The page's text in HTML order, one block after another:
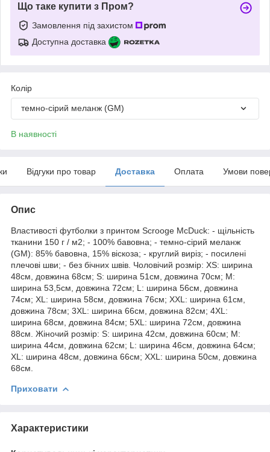
Що таке купити з Пром?
Замовлення під захистом
Доступна доставка
Колір
темно-сірий меланж (GM)
В наявності
Відгуки про товар Доставка Оплата Умови
Опис
Властивості футболки з принтом Scrooge McDuck: - щільність
тканини 150 г / м2; - 100% бавовна; - темно-сірий меланж
(GM): 85% бавовна, 15% віскоза; - круглий виріз; - посилені
плечові шви; - без бічних швів. Чоловічий розмір: XS: ширина
48см, довжина 68см; S: ширина 51см, довжина 70см; M:
ширина 53,5см, довжина 72см; L: ширина 56см, довжина
74см; XL: ширина 58см, довжина 76см; XXL: ширина 61см,
довжина 78см; 3XL: ширина 66см, довжина 82см; 4XL:
ширина 68см, довжина 84см; 5XL: ширина 72см, довжина
88см. Жіночий розмір: S: ширина 42см, довжина 60см; M:
ширина 44см, довжина 62см; L: ширина 46см, довжина 64см;
XL: ширина 48см, довжина 66см; XXL: ширина 50см, довжина
68см.
Приховати
Характеристики